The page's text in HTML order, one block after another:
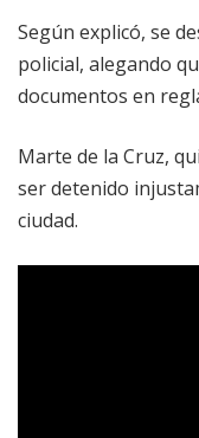
Según explicó, se
policial, alegando
documentos en
Marte de la Cruz,
ser detenido
ciudad.